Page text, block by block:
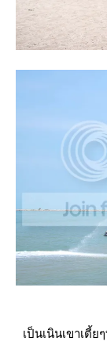
เป็นเนินเขาเตี้